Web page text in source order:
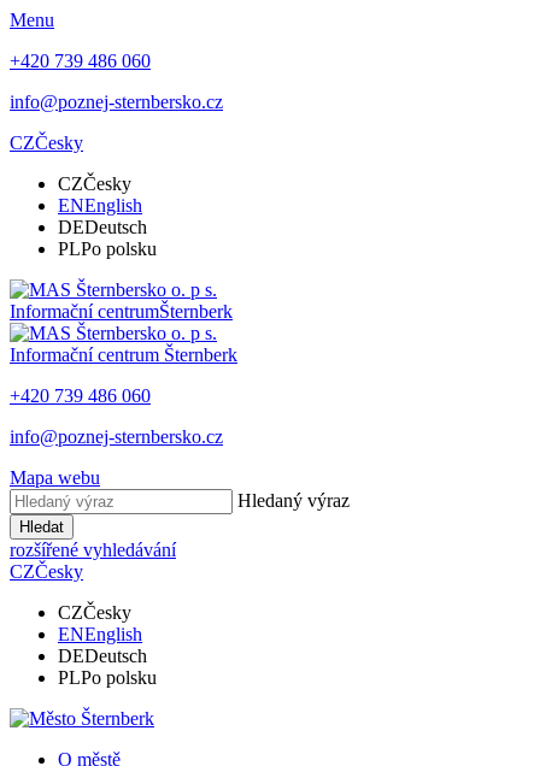
Menu
+420 739 486 060
info@poznej-sternbersko.cz
CZČesky
CZČesky
ENEnglish
DEDeutsch
PLPo polsku
Informační centrumŠternberk
Informační centrum Šternberk
+420 739 486 060
info@poznej-sternbersko.cz
Mapa webu
Hledaný výraz
Hledat
rozšířené vyhledávání
CZČesky
CZČesky
ENEnglish
DEDeutsch
PLPo polsku
O městě